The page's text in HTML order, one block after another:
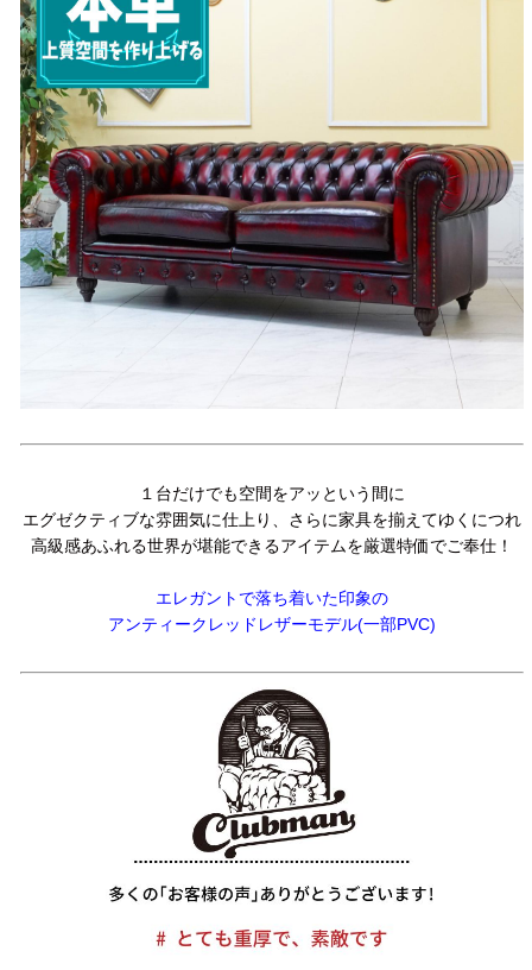
１台だけでも空間をアッという間に
エグゼクティブな雰囲気に仕上り、さらに家具を揃えてゆくにつれ
高級感あふれる世界が堪能できるアイテムを厳選特価でご奉仕！
エレガントで落ち着いた印象の
アンティークレッドレザーモデル(一部PVC)